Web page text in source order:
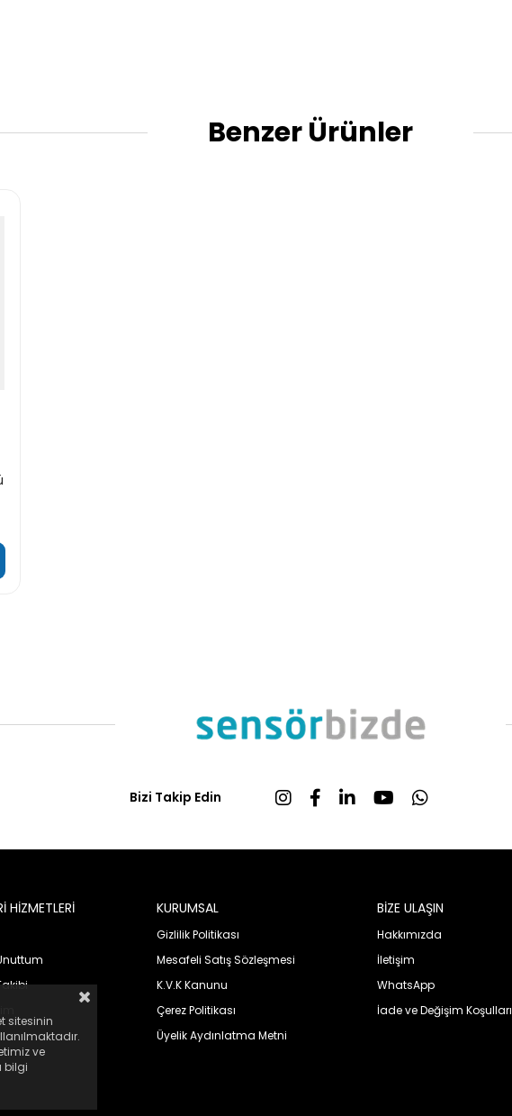
Benzer Ürünler
Bizi Takip Edin
HİZMETLERİ KURUMSAL
Gizlilik Politikası
Mesafeli Satış Sözleşmesi
K.V.K Kanunu
Çerez Politikası
Üyelik Aydınlatma Metni
BİZE ULAŞIN
Hakkımızda
İletişim
WhatsApp
İade ve Değişim Koşulları
sitesinin
ve
bilgi